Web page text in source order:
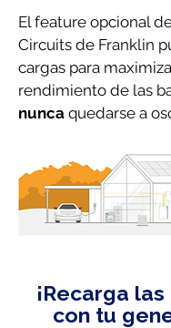
El feature opcional
Circuits de Franklin
cargas para
rendimiento de las
nunca quedarse a
¡Recarga
con tu